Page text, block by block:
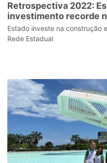
Retrospectiva 2022:
investimento recorde
desde 2019
Estado investe na construção
Rede Estadual